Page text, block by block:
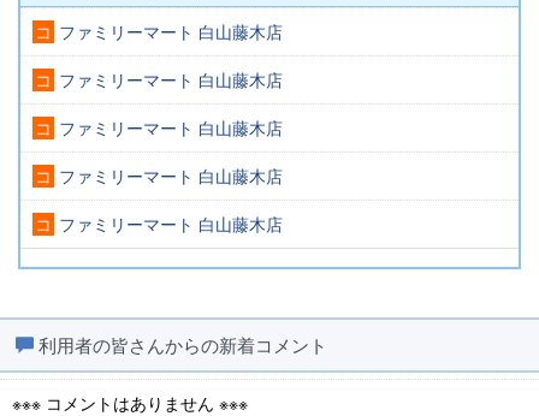
コ ファミリーマート 白山藤木店
コ ファミリーマート 白山藤木店
コ ファミリーマート 白山藤木店
コ ファミリーマート 白山藤木店
コ ファミリーマート 白山藤木店
利用者の皆さんからの新着コメント
※※※ コメントはありません ※※※